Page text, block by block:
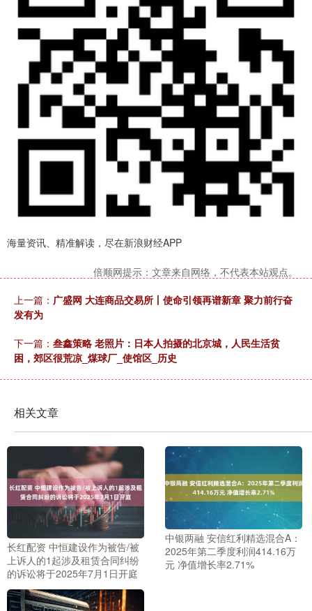
海量资讯、精准解读，尽在新浪财经APP
倍顺网提示：文章来自网络，不代表本站观点。
上一篇： 广盛网 大连商品交易所丨使命引领再谱新章 聚力前行奋
发有为
下一篇： 叁鑫策略 老照片：日本人拍摄的北京城，人民生活贫
困，郊区很荒凉_煤球厂_使馆区_历史
相关文章
长红配资 中恒建设作为被告/被
上诉人的1起涉及租赁合同纠纷
的诉讼将于2025年7月1日开庭
中银两融 安信红利精选混合A：
2025年第二季度利润414.16万
元 净值增长率2.71%